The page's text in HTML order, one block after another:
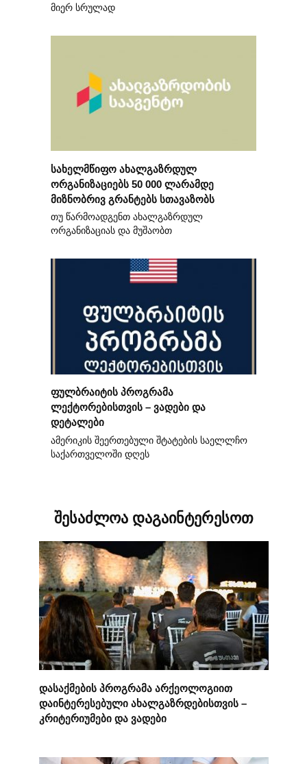
მიერ სრულად
სახელმწიფო ახალგაზრდულ
ორგანიზაციებს 50 000 ლარამდე
მიზნობრივ გრანტებს სთავაზობს
თუ წარმოადგენთ ახალგაზრდულ
ორგანიზაციას და მუშაობთ
ფულბრაიტის პროგრამა
ლექტორებისთვის – ვადები და
დეტალები
ამერიკის შეერთებული შტატების საელლჩო
საქართველოში დღეს
შესაძლოა დაგაინტერესოთ
დასაქმების პროგრამა არქეოლოგიით
დაინტერესებული ახალგაზრდებისთვის –
კრიტერიუმები და ვადები